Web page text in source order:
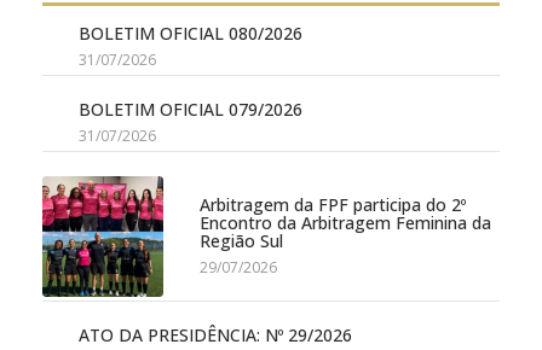
BOLETIM OFICIAL 080/2026
31/07/2026
BOLETIM OFICIAL 079/2026
31/07/2026
Arbitragem da FPF participa do 2º
Encontro da Arbitragem Feminina da
Região Sul
29/07/2026
ATO DA PRESIDÊNCIA: Nº 29/2026